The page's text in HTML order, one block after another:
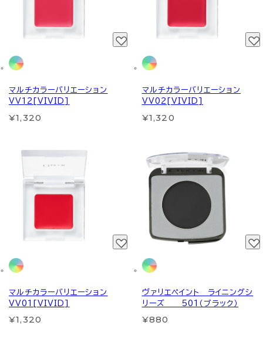
マルチカラーバリエーション
VV12[VIVID]
¥1,320
マルチカラーバリエーション
VV02[VIVID]
¥1,320
マルチカラーバリエーション
VV01[VIVID]
¥1,320
ヴァリエペイント ライニングシ
リーズ 501（ブラック）
¥880